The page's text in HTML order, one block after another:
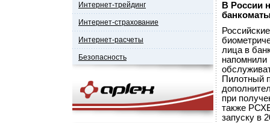
Интернет-трейдинг
Интернет-страхование
Интернет-расчеты
Безопасность
В России
лица в
напомнили
Пилотный
при
также
запуску в